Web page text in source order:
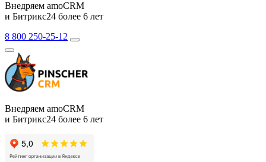
Внедряем amoCRM
и Битрикс24 более 6 лет
8 800 250-25-12
Внедряем amoCRM
и Битрикс24 более 6 лет